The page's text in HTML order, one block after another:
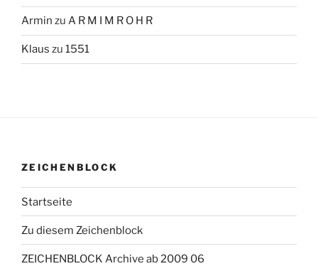
Armin zu A R M I M R O H R
Klaus zu 1551
ZEICHENBLOCK
Startseite
Zu diesem Zeichenblock
ZEICHENBLOCK Archive ab 2009 06